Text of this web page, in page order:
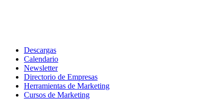
Descargas
Calendario
Newsletter
Directorio de Empresas
Herramientas de Marketing
Cursos de Marketing